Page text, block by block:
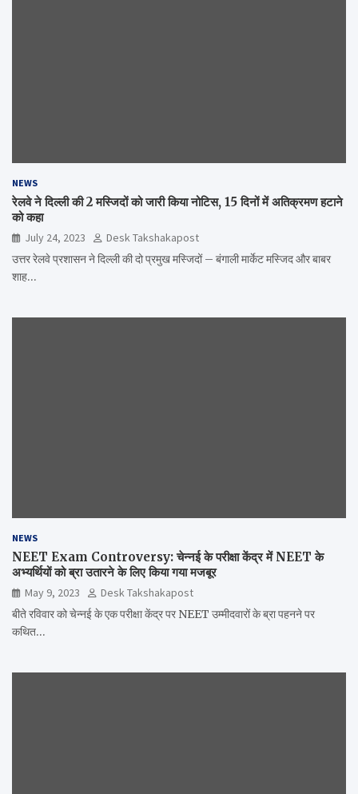
NEWS
रेलवे ने दिल्ली की 2 मस्जिदों को जारी किया नोटिस, 15 दिनों में अतिक्रमण हटाने
को कहा
July 24, 2023
Desk Takshakapost
उत्तर रेलवे प्रशासन ने दिल्ली की दो प्रमुख मस्जिदों – बंगाली मार्केट मस्जिद और बाबर
शाह…
NEWS
NEET Exam Controversy: चेन्नई के परीक्षा केंद्र में NEET के
अभ्यर्थियों को ब्रा उतारने के लिए किया गया मजबूर
May 9, 2023
Desk Takshakapost
बीते रविवार को चेन्नई के एक परीक्षा केंद्र पर NEET उम्मीदवारों के ब्रा पहनने पर
कथित…